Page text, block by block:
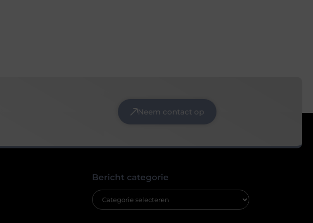
Neem contact op
Bericht categorie